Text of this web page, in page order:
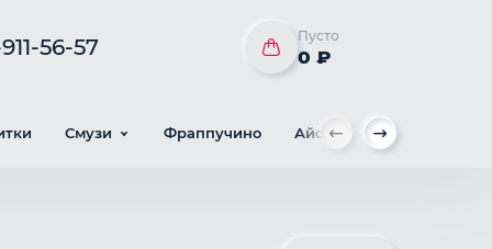
56-57 Пусто
0 ₽
Смузи Фраппучино Айс кофе